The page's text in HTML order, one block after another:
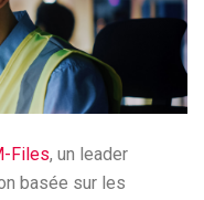
Files, un leader
basée sur les